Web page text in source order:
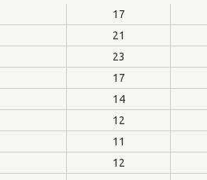
17
21
23
17
14
12
11
12